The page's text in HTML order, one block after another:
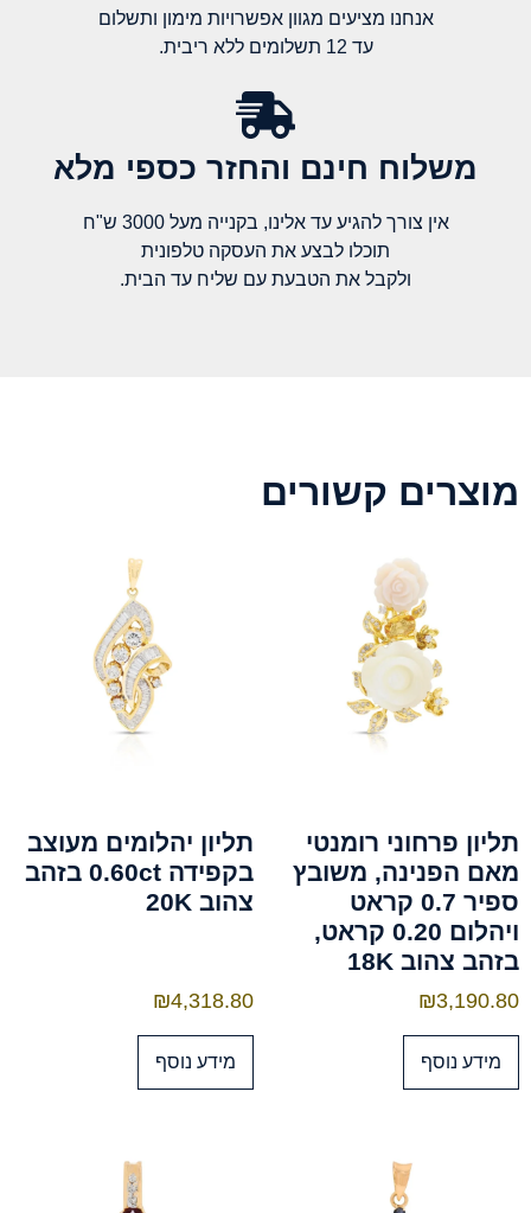
אנחנו מציעים מגוון אפשרויות מימון ותשלום
עד 12 תשלומים ללא ריבית.
משלוח חינם והחזר כספי מלא​
אין צורך להגיע עד אלינו, בקנייה מעל 3000 ש"ח
תוכלו לבצע את העסקה טלפונית
ולקבל את הטבעת עם שליח עד הבית.
מוצרים קשורים
תליון פרחוני רומנטי
מאם הפנינה, משובץ
ספיר 0.7 קראט
ויהלום 0.20 קראט,
בזהב צהוב 18K
₪3,190.80
מידע נוסף
תליון יהלומים מעוצב
בקפידה 0.60ct בזהב
צהוב 20K
₪4,318.80
מידע נוסף